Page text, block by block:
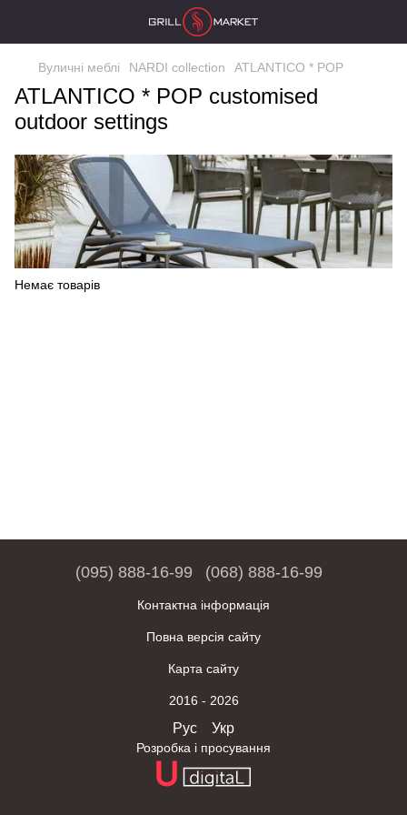
Вуличні меблі NARDI collection ATLANTICO * POP
ATLANTICO * POP customised
outdoor settings
Немає товарів
(095) 888-16-99 (068) 888-16-99
Контактна інформація
Повна версія сайту
Карта сайту
2016 - 2026
Рус Укр
Розробка і просування